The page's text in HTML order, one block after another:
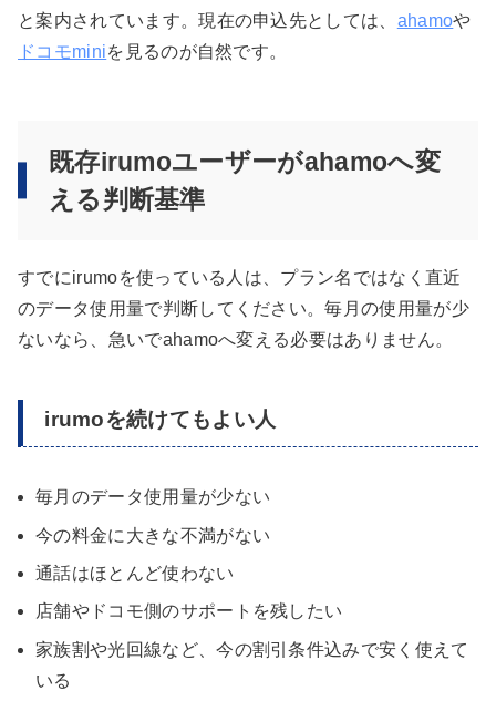
と案内されています。現在の申込先としては、 ahamoや
ドコモminiを見るのが自然です。
既存irumoユーザーがahamoへ変
える判断基準
すでにirumoを使っている人は、プラン名ではなく直近
のデータ使用量で判断してください。毎月の使用量が少
ないなら、急いでahamoへ変える必要はありません。
irumoを続けてもよい人
毎月のデータ使用量が少ない
今の料金に大きな不満がない
通話はほとんど使わない
店舗やドコモ側のサポートを残したい
家族割や光回線など、今の割引条件込みで安く使えて
いる